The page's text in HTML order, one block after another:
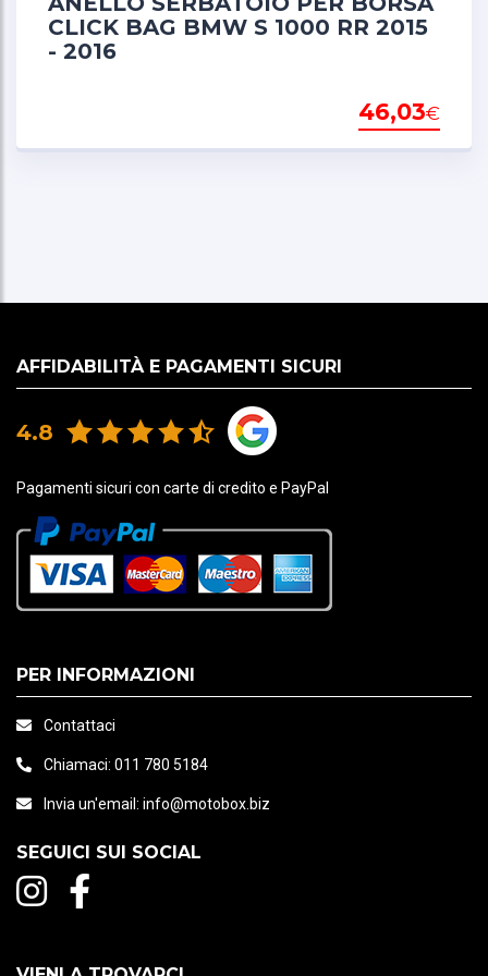
CLICK BAG BMW S 1000 RR 2015
- 2016
46,03€
AFFIDABILITÀ E PAGAMENTI SICURI
4.8
Pagamenti sicuri con carte di credito e PayPal
PER INFORMAZIONI
Contattaci
Chiamaci: 011 780 5184
Invia un'email: info@motobox.biz
SEGUICI SUI SOCIAL